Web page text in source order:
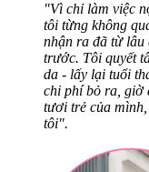
"Vì chỉ làm việc
tôi từng không
nhận ra đã từ lâu
trước. Tôi quyết
da - lấy lại tuổi
chi phí bỏ ra, giờ
tươi trẻ của
tôi".